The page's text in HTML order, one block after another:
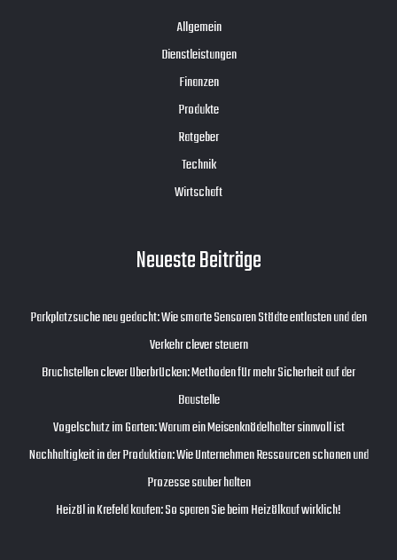
Allgemein
Dienstleistungen
Finanzen
Produkte
Ratgeber
Technik
Wirtschaft
Neueste Beiträge
Parkplatzsuche neu gedacht: Wie smarte Sensoren Städte entlasten und den
Verkehr clever steuern
Bruchstellen clever überbrücken: Methoden für mehr Sicherheit auf der
Baustelle
Vogelschutz im Garten: Warum ein Meisenknödelhalter sinnvoll ist
Nachhaltigkeit in der Produktion: Wie Unternehmen Ressourcen schonen und
Prozesse sauber halten
Heizöl in Krefeld kaufen: So sparen Sie beim Heizölkauf wirklich!